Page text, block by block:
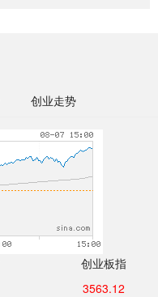
创业走势
创业板指
3563.12